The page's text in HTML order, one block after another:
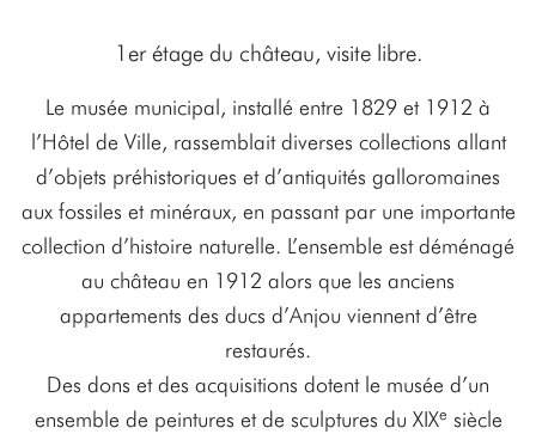
1er étage du château, visite libre.
Le musée municipal, installé entre 1829 et 1912 à
l’Hôtel de Ville, rassemblait diverses collections allant
d’objets préhistoriques et d’antiquités galloromaines
aux fossiles et minéraux, en passant par une importante
collection d’histoire naturelle. L’ensemble est déménagé
au château en 1912 alors que les anciens
appartements des ducs d’Anjou viennent d’être
restaurés.
Des dons et des acquisitions dotent le musée d’un
ensemble de peintures et de sculptures du XIXe siècle